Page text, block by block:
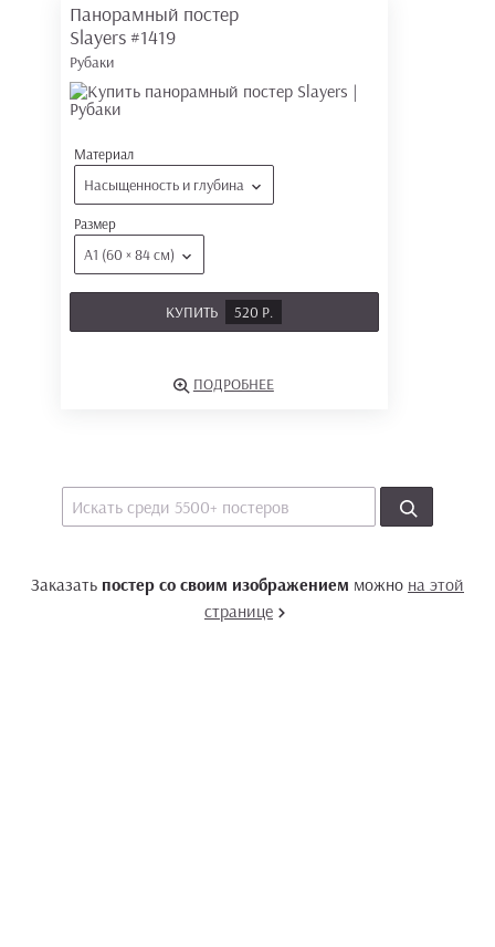
Панорамный постер
Slayers #1419
Рубаки
Материал
Насыщенность и глубина
Размер
А1 (60 × 84 см)
КУПИТЬ 520 Р.
ПОДРОБНЕЕ
Заказать постер со своим изображением можно на этой
странице